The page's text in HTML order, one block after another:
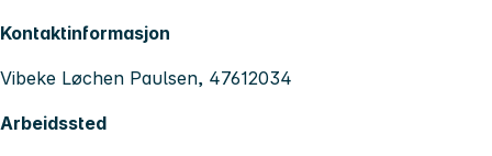
Kontaktinformasjon
Vibeke Løchen Paulsen, 47612034
Arbeidssted